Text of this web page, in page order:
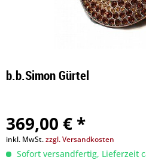
b.b.Simon Gürtel
369,00 € *
inkl. MwSt.zzgl. Versandkosten
Sofort versandfertig, Lieferzeit